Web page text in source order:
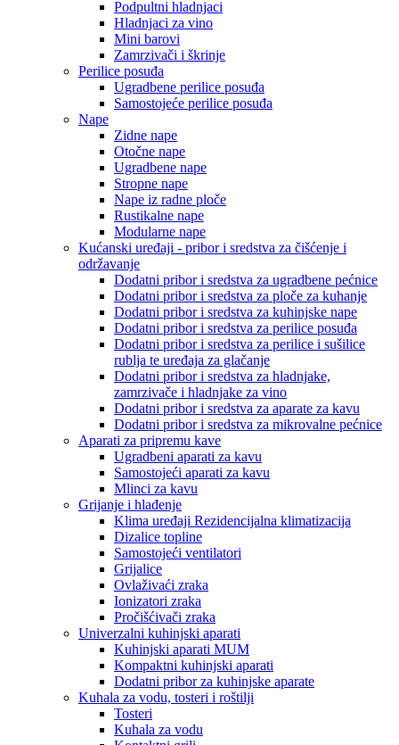
Podpultni hladnjaci
Hladnjaci za vino
Mini barovi
Zamrzivači i škrinje
Perilice posuđa
Ugradbene perilice posuđa
Samostojeće perilice posuđa
Nape
Zidne nape
Otočne nape
Ugradbene nape
Stropne nape
Nape iz radne ploče
Rustikalne nape
Modularne nape
Kućanski uređaji - pribor i sredstva za čišćenje i
održavanje
Dodatni pribor i sredstva za ugradbene pećnice
Dodatni pribor i sredstva za ploče za kuhanje
Dodatni pribor i sredstva za kuhinjske nape
Dodatni pribor i sredstva za perilice posuđa
Dodatni pribor i sredstva za perilice i sušilice
rublja te uređaja za glačanje
Dodatni pribor i sredstva za hladnjake,
zamrzivače i hladnjake za vino
Dodatni pribor i sredstva za aparate za kavu
Dodatni pribor i sredstva za mikrovalne pećnice
Aparati za pripremu kave
Ugradbeni aparati za kavu
Samostojeći aparati za kavu
Mlinci za kavu
Grijanje i hlađenje
Klima uređaji Rezidencijalna klimatizacija
Dizalice topline
Samostojeći ventilatori
Grijalice
Ovlaživaći zraka
Ionizatori zraka
Pročišćivači zraka
Univerzalni kuhinjski aparati
Kuhinjski aparati MUM
Kompaktni kuhinjski aparati
Dodatni pribor za kuhinjske aparate
Kuhala za vodu, tosteri i roštilji
Tosteri
Kuhala za vodu